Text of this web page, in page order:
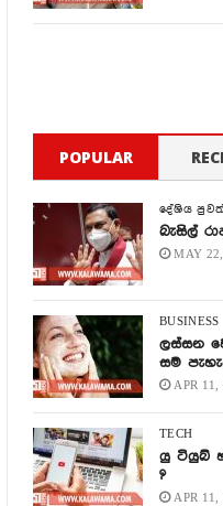
POPULAR
දේශිය
බැසිල්
MAY
BUSINESS
ලස්සන
සම
APR 11,
TECH
යු ටියුබ්
?
APR 11,